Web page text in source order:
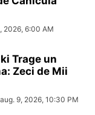
2026, 6:00 AM
Trage un
Zeci de Mii
aug. 9, 2026, 10:30 PM